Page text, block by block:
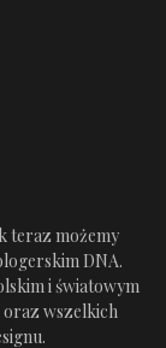
teraz możemy
DNA.
i światowym
wszelkich